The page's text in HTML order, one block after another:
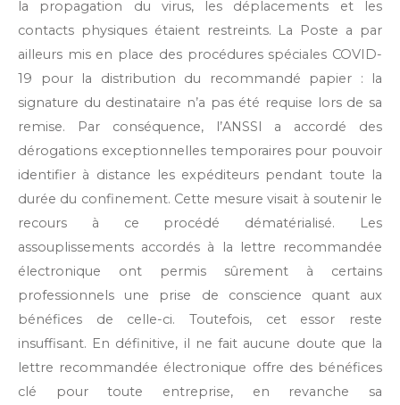
la propagation du virus, les déplacements et les
contacts physiques étaient restreints. La Poste a par
ailleurs mis en place des procédures spéciales COVID-
19 pour la distribution du recommandé papier : la
signature du destinataire n’a pas été requise lors de sa
remise. Par conséquence, l’ANSSI a accordé des
dérogations exceptionnelles temporaires pour pouvoir
identifier à distance les expéditeurs pendant toute la
durée du confinement. Cette mesure visait à soutenir le
recours à ce procédé dématérialisé. Les
assouplissements accordés à la lettre recommandée
électronique ont permis sûrement à certains
professionnels une prise de conscience quant aux
bénéfices de celle-ci. Toutefois, cet essor reste
insuffisant. En définitive, il ne fait aucune doute que la
lettre recommandée électronique offre des bénéfices
clé pour toute entreprise, en revanche sa